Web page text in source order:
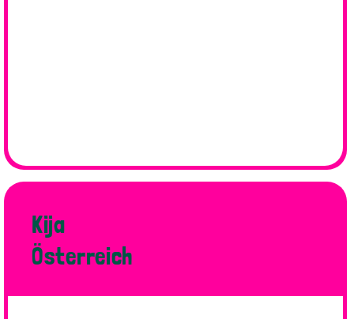
Kija
Österreich